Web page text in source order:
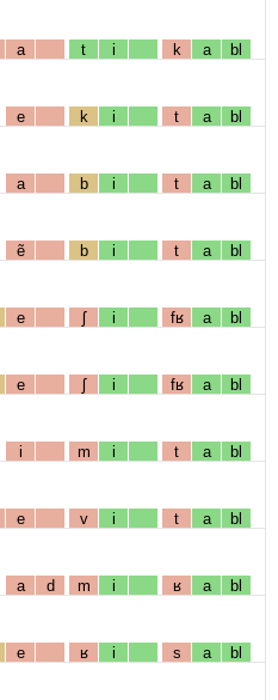
a t i k a bl
e k i t a bl
a b i t a bl
ẽ b i t a bl
e ʃ i fʁ a bl
e ʃ i fʁ a bl
i m i t a bl
e v i t a bl
a d m i ʁ a bl
e ʁ i s a bl